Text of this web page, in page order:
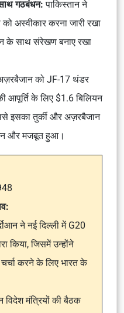
गठबंधन: पाकिस्तान ने
को अस्वीकार करना जारी रखा
के साथ संरेखण बनाए रखा
को JF-17 थंडर
आपूर्ति के लिए $1.6 बिलियन
इसका तुर्की और अज़रबैजान
और मजबूत हुआ।
ने नई दिल्ली में G20
किया, जिसमें उन्होंने
चर्चा करने के लिए भारत के
विदेश मंत्रियों की बैठक